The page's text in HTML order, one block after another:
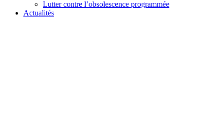
Lutter contre l’obsolescence programmée
Actualités